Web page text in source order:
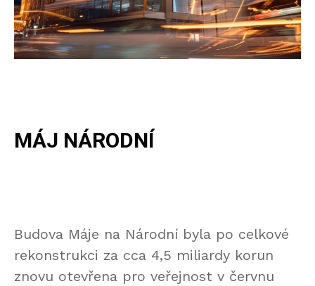
MÁJ NÁRODNÍ
Budova Máje na Národní byla po celkové
rekonstrukci za cca 4,5 miliardy korun
znovu otevřena pro veřejnost v červnu